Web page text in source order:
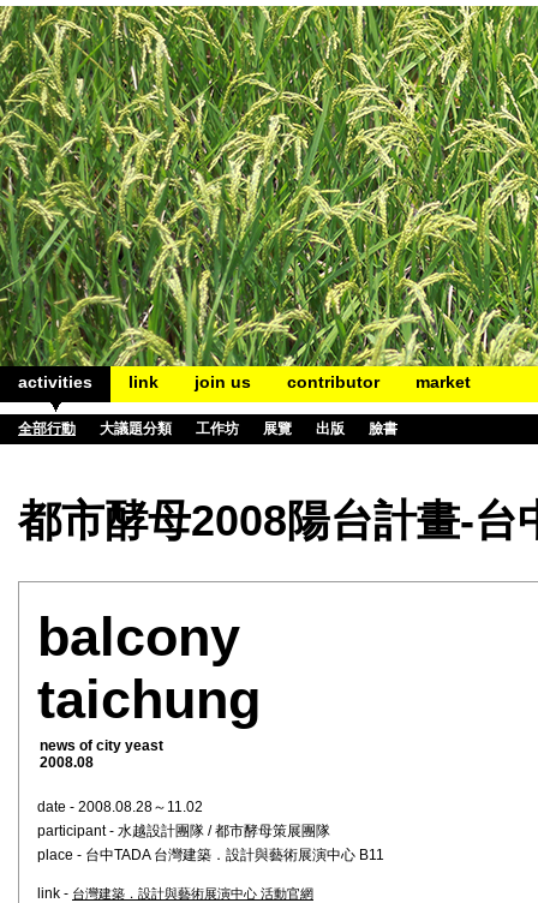
activities link join us contributor market
全部行動 大議題分類 工作坊 展覽 出版 臉書
都市酵母2008陽台計畫-台
balcony
taichung
news of city yeast
2008.08
date - 2008.08.28～11.02
participant - 水越設計團隊 / 都市酵母策展團隊
place - 台中TADA 台灣建築．設計與藝術展演中心 B11
link - 台灣建築．設計與藝術展演中心 活動官網